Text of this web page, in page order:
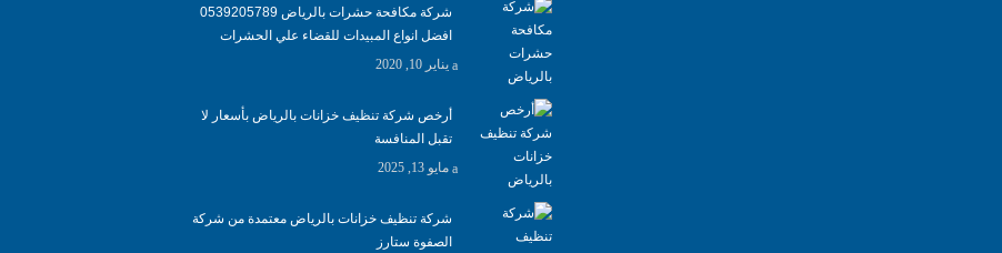
شركة مكافحة حشرات بالرياض 0539205789
افضل انواع المبيدات للقضاء علي الحشرات
يناير 10, 2020
أرخص شركة تنظيف خزانات بالرياض بأسعار لا
تقبل المنافسة
مايو 13, 2025
شركة تنظيف خزانات بالرياض معتمدة من شركة
الصفوة ستارز